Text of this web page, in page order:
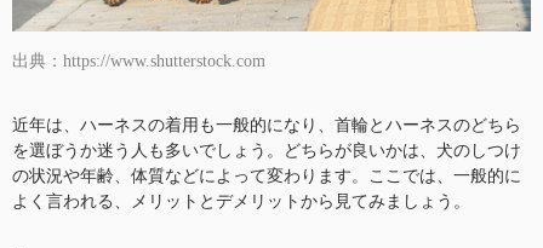
出典：https://www.shutterstock.com
近年は、ハーネスの着用も一般的になり、首輪とハーネスのどちら
を選ぼうか迷う人も多いでしょう。どちらが良いかは、犬のしつけ
の状況や年齢、体質などによって変わります。ここでは、一般的に
よく言われる、メリットとデメリットから見てみましょう。